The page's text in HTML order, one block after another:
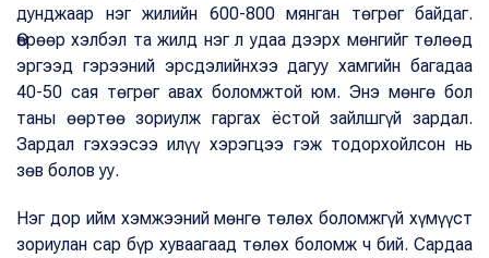
дунджаар нэг жилийн 600-800 мянган төгрөг байдаг.
Өөрөөр хэлбэл та жилд нэг л удаа дээрх мөнгийг төлөөд
эргээд гэрээний эрсдэлийнхээ дагуу хамгийн багадаа
40-50 сая төгрөг авах боломжтой юм. Энэ мөнгө бол
таны өөртөө зориулж гаргах ёстой зайлшгүй зардал.
Зардал гэхээсээ илүү хэрэгцээ гэж тодорхойлсон нь
зөв болов уу.
Нэг дор ийм хэмжээний мөнгө төлөх боломжгүй хүмүүст
зориулан сар бүр хуваагаад төлөх боломж ч бий. Сардаа